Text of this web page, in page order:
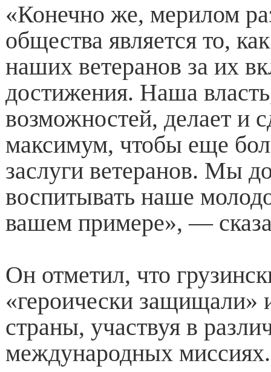
«Конечно же, мерилом
общества является то,
наших ветеранов за их
достижения. Наша
возможностей, делает и
максимум, чтобы еще
заслуги ветеранов. Мы
воспитывать наше
вашем примере», —
Он отметил, что
«героически защищали»
страны, участвуя в
международных миссиях.